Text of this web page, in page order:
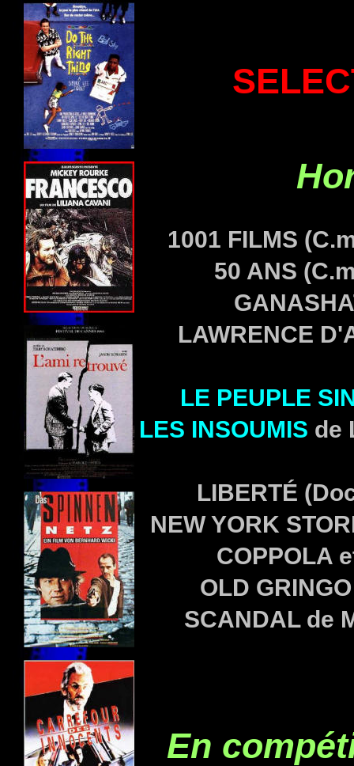
1001 FILMS
50 ANS
LAWRENCE
LE PEUPLE
LES INSOUMIS de
LIBERTÉ
NEW YORK
COPPOLA
OLD
SCANDAL de
En